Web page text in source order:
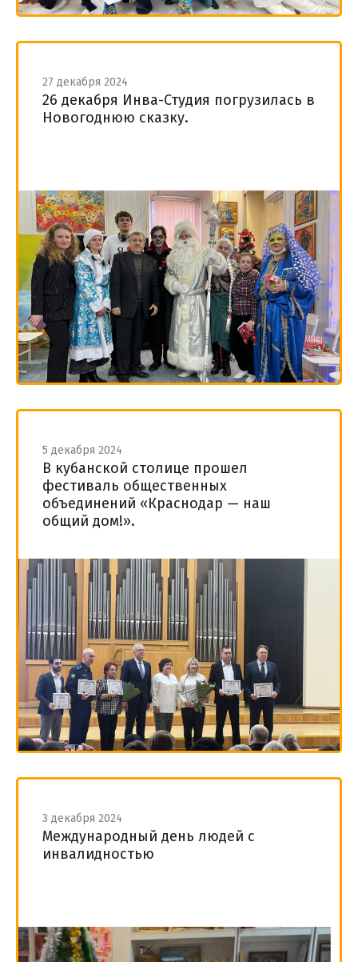
27 декабря 2024
26 декабря Инва-Студия погрузилась в
Новогоднюю сказку.
5 декабря 2024
В кубанской столице прошел
фестиваль общественных
объединений «Краснодар — наш
общий дом!».
3 декабря 2024
Международный день людей с
инвалидностью